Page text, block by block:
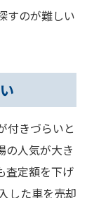
すのが難しい
付きづらいと
の人気が大き
査定額を下げ
した車を売却